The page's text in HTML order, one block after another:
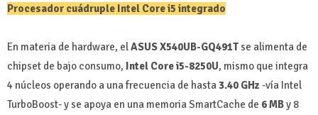
Procesador cuádruple Intel Core i5 integrado
En materia de hardware, elASUS X540UB-GQ491T se alimenta de
chipset de bajo consumo, Intel Core i5-8250U, mismo que integra
4 núcleos operando a una frecuencia de hasta3.40 GHz -vía Intel
TurboBoost- y se apoya en una memoria SmartCache de 6 MBy 8